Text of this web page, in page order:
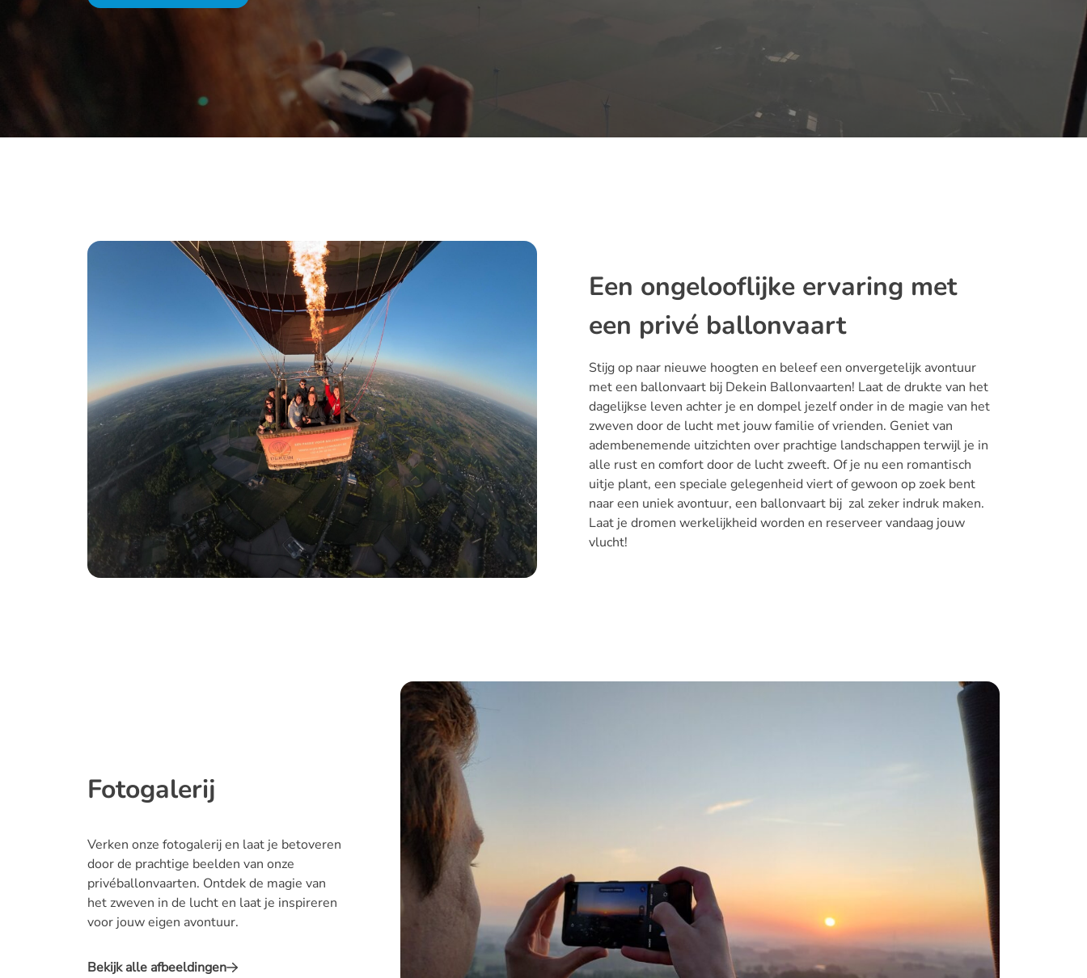
Een ongelooflijke ervaring met
een privé ballonvaart
Stijg op naar nieuwe hoogten en beleef een onvergetelijk avontuur
met een ballonvaart bij Dekein Ballonvaarten! Laat de drukte van het
dagelijkse leven achter je en dompel jezelf onder in de magie van het
zweven door de lucht met jouw familie of vrienden. Geniet van
adembenemende uitzichten over prachtige landschappen terwijl je in
alle rust en comfort door de lucht zweeft. Of je nu een romantisch
uitje plant, een speciale gelegenheid viert of gewoon op zoek bent
naar een uniek avontuur, een ballonvaart bij zal zeker indruk maken.
Laat je dromen werkelijkheid worden en reserveer vandaag jouw
vlucht!
Fotogalerij
Verken onze fotogalerij en laat je betoveren
door de prachtige beelden van onze
privéballonvaarten. Ontdek de magie van
het zweven in de lucht en laat je inspireren
voor jouw eigen avontuur.
Bekijk alle afbeeldingen